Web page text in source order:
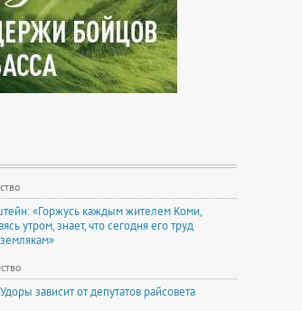
«Горжусь каждым жителем Коми,
утром, знает, что сегодня его труд
зависит от депутатов райсовета